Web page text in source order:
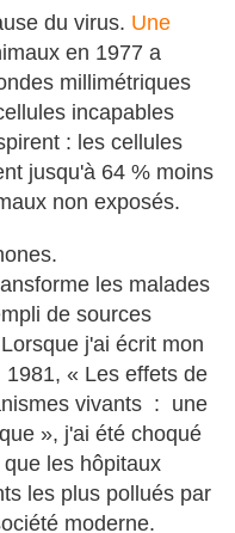
du virus. Une
en 1977 a
millimétriques
incapables
: les cellules
jusqu'à 64 % moins
non exposés.
les malades
de sources
j'ai écrit mon
« Les effets de
vivants : une
», j'ai été choqué
les hôpitaux
les plus pollués par
moderne.